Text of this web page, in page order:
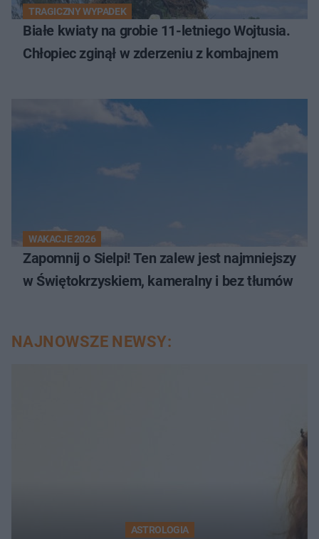
TRAGICZNY WYPADEK
Białe kwiaty na grobie 11-letniego Wojtusia.
Chłopiec zginął w zderzeniu z kombajnem
WAKACJE 2026
Zapomnij o Sielpi! Ten zalew jest najmniejszy
w Świętokrzyskiem, kameralny i bez tłumów
NAJNOWSZE NEWSY:
ASTROLOGIA